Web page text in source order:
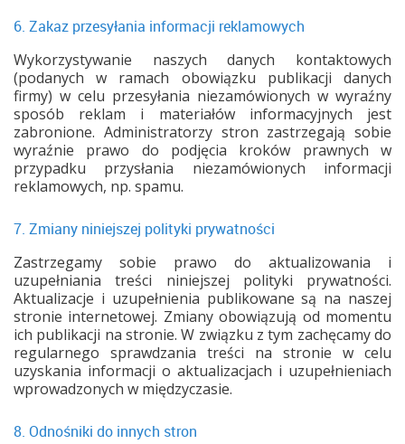
6. Zakaz przesyłania informacji reklamowych
Wykorzystywanie naszych danych kontaktowych
(podanych w ramach obowiązku publikacji danych
firmy) w celu przesyłania niezamówionych w wyraźny
sposób reklam i materiałów informacyjnych jest
zabronione. Administratorzy stron zastrzegają sobie
wyraźnie prawo do podjęcia kroków prawnych w
przypadku przysłania niezamówionych informacji
reklamowych, np. spamu.
7. Zmiany niniejszej polityki prywatności
Zastrzegamy sobie prawo do aktualizowania i
uzupełniania treści niniejszej polityki prywatności.
Aktualizacje i uzupełnienia publikowane są na naszej
stronie internetowej. Zmiany obowiązują od momentu
ich publikacji na stronie. W związku z tym zachęcamy do
regularnego sprawdzania treści na stronie w celu
uzyskania informacji o aktualizacjach i uzupełnieniach
wprowadzonych w międzyczasie.
8. Odnośniki do innych stron